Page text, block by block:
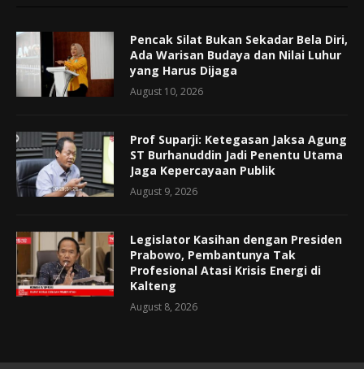
Pencak Silat Bukan Sekadar Bela Diri,
Ada Warisan Budaya dan Nilai Luhur
yang Harus Dijaga
August 10, 2026
Prof Suparji: Ketegasan Jaksa Agung
ST Burhanuddin Jadi Penentu Utama
Jaga Kepercayaan Publik
August 9, 2026
Legislator Kasihan dengan Presiden
Prabowo, Pembantunya Tak
Profesional Atasi Krisis Energi di
Kalteng
August 8, 2026